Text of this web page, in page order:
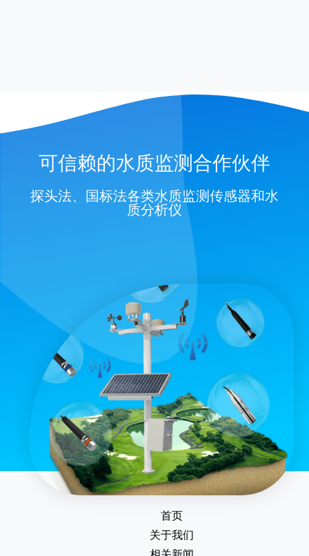
可信赖的水质监测合作伙伴
探头法、国标法各类水质监测传感器和水
质分析仪
首页
关于我们